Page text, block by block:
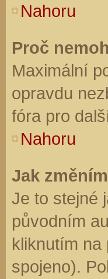
Nahoru
Proč
Maximální
opravdu
fóra pro
Nahoru
Jak
Je to stejné
původním
kliknutím
spojeno).